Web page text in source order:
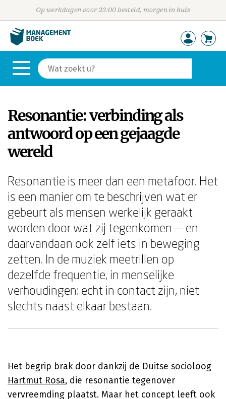
Op werkdagen voor 23:00 besteld, morgen in huis
Resonantie: verbinding als
antwoord op een gejaagde
wereld
Resonantie is meer dan een metafoor. Het
is een manier om te beschrijven wat er
gebeurt als mensen werkelijk geraakt
worden door wat zij tegenkomen — en
daarvandaan ook zelf iets in beweging
zetten. In de muziek meetrillen op
dezelfde frequentie, in menselijke
verhoudingen: echt in contact zijn, niet
slechts naast elkaar bestaan.
Het begrip brak door dankzij de Duitse socioloog
Hartmut Rosa, die resonantie tegenover
vervreemding plaatst. Maar het concept leeft ook